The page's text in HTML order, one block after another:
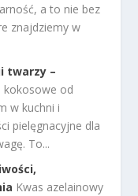
a to nie bez
znajdziemy w
twarzy –
kokosowe od
w kuchni i
pielęgnacyjne dla
To...
Kwas azelainowy